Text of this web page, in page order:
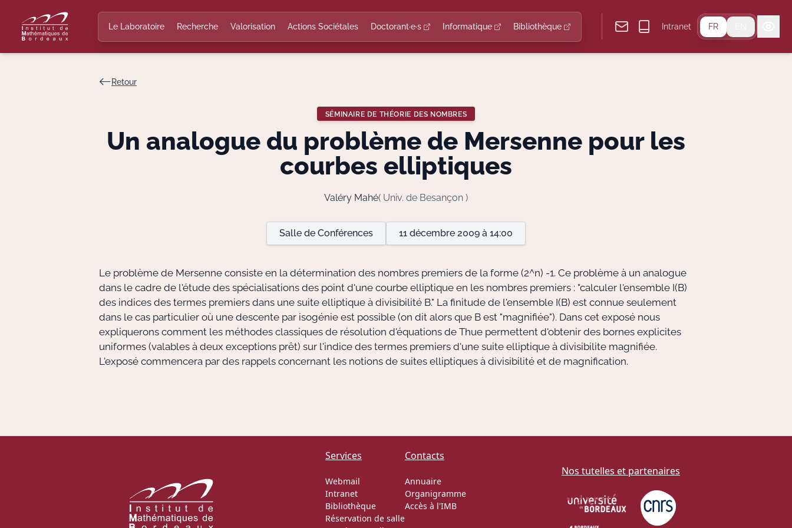
Le Laboratoire Recherche Valorisation Actions Sociétales Doctorant·e·s Informatique Bibliothèque Intranet FR
Retour
SÉMINAIRE DE THÉORIE DES NOMBRES
Un analogue du problème de Mersenne pour les
courbes elliptiques
Valéry Mahé( Univ. de Besançon )
Salle de Conférences 11 décembre 2009 à 14:00
Le problème de Mersenne consiste en la détermination des nombres premiers de la forme (2^n) -1. Ce problème à un analogue
dans le cadre de l'étude des spécialisations des point d'une courbe elliptique en les nombres premiers : "calculer l'ensemble I(B)
des indices des termes premiers dans une suite elliptique à divisibilité B." La finitude de l'ensemble I(B) est connue seulement
dans le cas particulier où une descente par isogénie est possible (on dit alors que B est "magnifiée"). Dans cet exposé nous
expliquerons comment les méthodes classiques de résolution d'équations de Thue permettent d'obtenir des bornes explicites
uniformes (valables à deux exceptions prêt) sur l'indice des termes premiers d'une suite elliptique à divisibilite magnifiée.
L'exposé commencera par des rappels concernant les notions de suites elliptiques à divisibilité et de magnification.
Services
Webmail
Intranet
Bibliothèque
Réservation de salle
Contacts
Annuaire
Organigramme
Accès à l'IMB
Nos tutelles et partenaires